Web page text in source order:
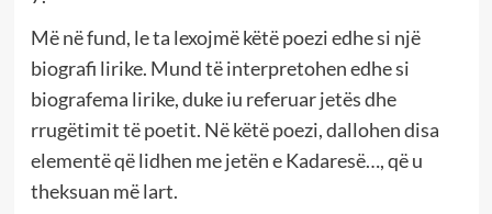
Më në fund, le ta lexojmë këtë poezi edhe si një
biografi lirike. Mund të interpretohen edhe si
biografema lirike, duke iu referuar jetës dhe
rrugëtimit të poetit. Në këtë poezi, dallohen disa
elementë që lidhen me jetën e Kadaresë…, që u
theksuan më lart.